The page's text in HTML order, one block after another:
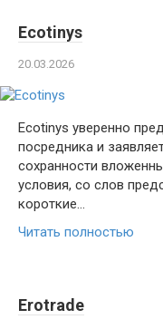
Ecotinys
20.03.2026
Ecotinys уверенно
посредника и
сохранности
условия, со слов
короткие…
Читать полностью
Erotrade